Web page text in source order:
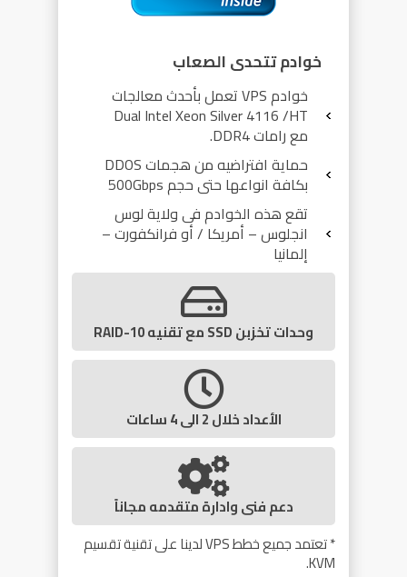
خوادم تتحدى الصعاب
خوادم VPS تعمل بأحدث معالجات
Dual Intel Xeon Silver 4116 /HT
مع رامات DDR4.
حماية افتراضيه من هجمات DDOS
بكافة انواعها حتى حجم 500Gbps
تقع هذه الخوادم فى ولاية لوس
انجلوس – أمريكا / أو فرانكفورت –
إلمانيا
وحدات تخزبن SSD مع تقنيه RAID-10
الأعداد خلال 2 الى 4 ساعات
دعم فنى وادارة متقدمه مجاناً
* تعتمد جميع خطط VPS لدينا على تقنية تقسيم
KVM.